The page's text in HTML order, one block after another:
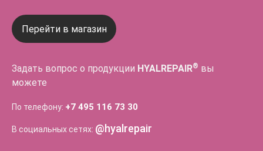
Перейти в магазин
Задать вопрос о продукции HYALREPAIR® вы
можете
По телефону: +7 495 116 73 30
В социальных сетях: @hyalrepair